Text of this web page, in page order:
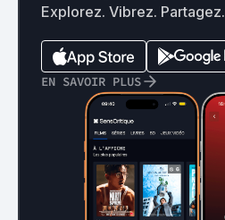
Explorez. Vibrez. Partagez.
EN SAVOIR PLUS